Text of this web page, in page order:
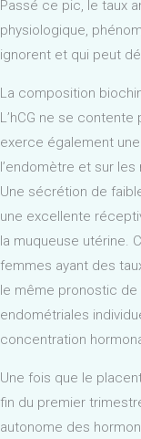
Passé ce pic, le taux
physiologique,
ignorent et qui peut
La composition
L’hCG ne se
exerce également
l’endomètre et sur
Une sécrétion de
une excellente
la muqueuse utérine.
femmes ayant des
le même pronostic
endométriales
concentration
Une fois que le
fin du premier
autonome des